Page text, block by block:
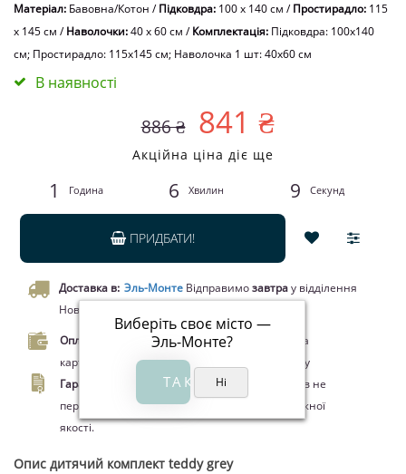
Матеріал: Бавовна/Котон /Підковдра: 100 x 140 см /Простирадло: 115
x 145 см /Наволочки:40 х 60 см /Комплектація: Підковдра: 100x140
см; Простирадло: 115x145 см; Наволочка 1 шт: 40х60 см
В наявності
886 ₴ 841 ₴
Акційна ціна діє ще
1 Година 6 Хвилин 9 Секунд
ПРИДБАТИ!
Доставка в: Эль-Монте
Виберіть своє місто —
Эль-Монте?
Відправимозавтрау відділення
Нової пошти чи кур’єром.
Оплата.
Оплата при отриманні товару, Оплата
карткою Visa/MasterCard, Google Pay, Apple Pay
Гарантія.
Законом про захист прав споживачів не
передбачено повернення цього товару належної
якості.
Опис дитячий комплект teddy grey